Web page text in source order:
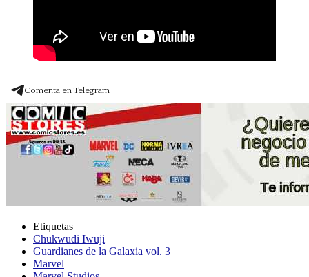
Comenta en Telegram
Etiquetas
Chukwudi Iwuji
Guardianes de la Galaxia vol. 3
Marvel